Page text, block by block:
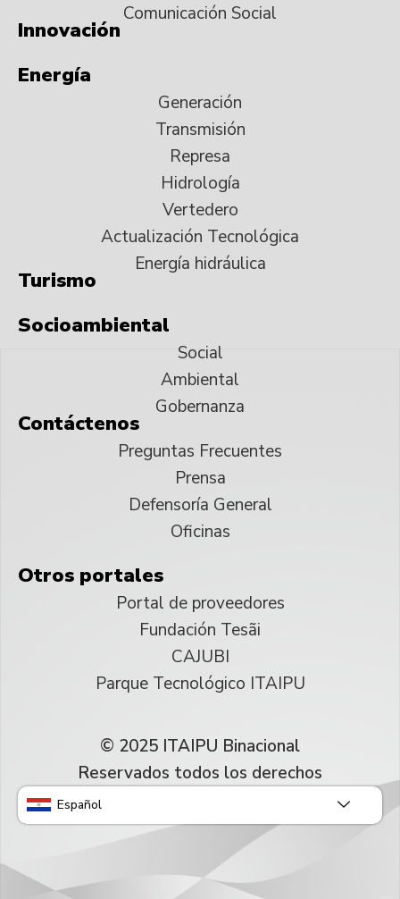
Comunicación Social
Innovación
Energía
Generación
Transmisión
Represa
Hidrología
Vertedero
Actualización Tecnológica
Energía hidráulica
Turismo
Socioambiental
Social
Ambiental
Gobernanza
Contáctenos
Preguntas Frecuentes
Prensa
Defensoría General
Oficinas
Otros portales
Portal de proveedores
Fundación Tesãi
CAJUBI
Parque Tecnológico ITAIPU
© 2025 ITAIPU Binacional
Reservados todos los derechos
Español